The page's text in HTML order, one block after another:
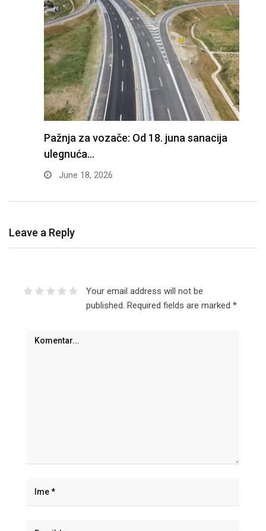
Pažnja za vozače: Od 18. juna sanacija
ulegnuća…
June 18, 2026
Leave a Reply
Your email address will not be
published. Required fields are marked *